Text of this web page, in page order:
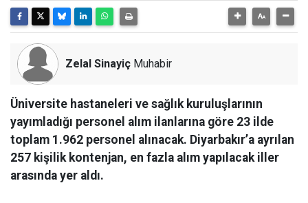
Zelal Sinayiç Muhabir
Üniversite hastaneleri ve sağlık kuruluşlarının
yayımladığı personel alım ilanlarına göre 23 ilde
toplam 1.962 personel alınacak. Diyarbakır’a ayrılan
257 kişilik kontenjan, en fazla alım yapılacak iller
arasında yer aldı.